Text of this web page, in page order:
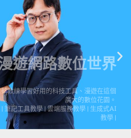
漫遊網路數位世界
教練學習好用的科技工具、漫遊在這個
廣大的數位花園。
筆記工具教學 | 雲端服務教學 | 生成式AI
教學 |
點擊這裡